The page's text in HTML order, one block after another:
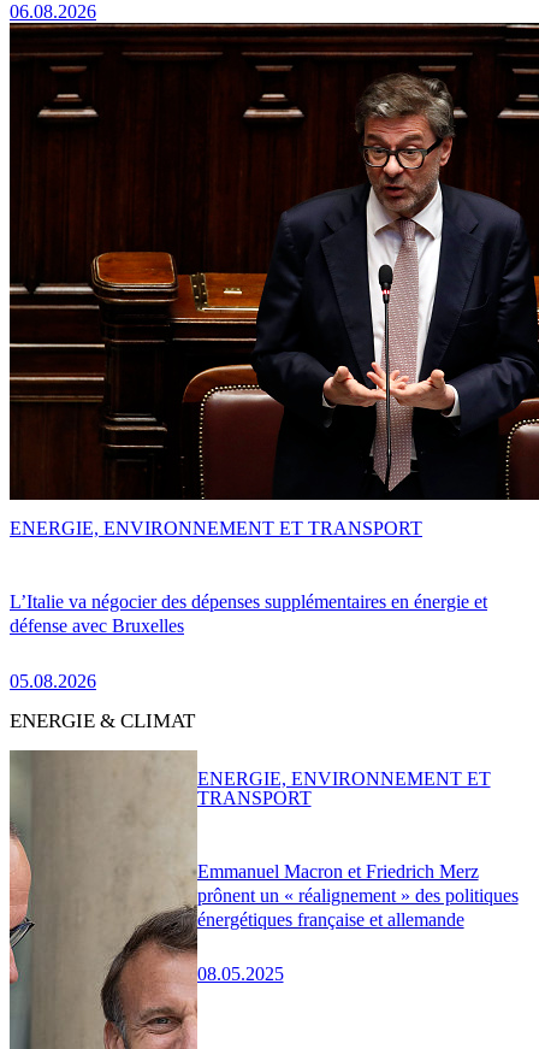
06.08.2026
L’Italie va négocier des dépenses supplémentaires en énergie et
défense avec Bruxelles
05.08.2026
ENERGIE, ENVIRONNEMENT ET TRANSPORT
ENERGIE & CLIMAT
Emmanuel Macron et Friedrich Merz
prônent un « réalignement » des politiques
énergétiques française et allemande
08.05.2025
ENERGIE, ENVIRONNEMENT ET
TRANSPORT